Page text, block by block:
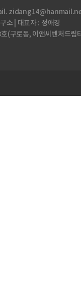
소 | 대표자 : 정애경
(구로동, 이앤씨벤처드림